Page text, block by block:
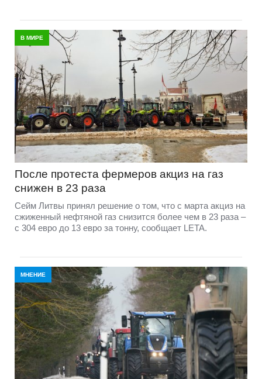
В МИРЕ
После протеста фермеров акциз на газ
снижен в 23 раза
Сейм Литвы принял решение о том, что с марта акциз на
сжиженный нефтяной газ снизится более чем в 23 раза –
с 304 евро до 13 евро за тонну, сообщает LETA.
МНЕНИЕ